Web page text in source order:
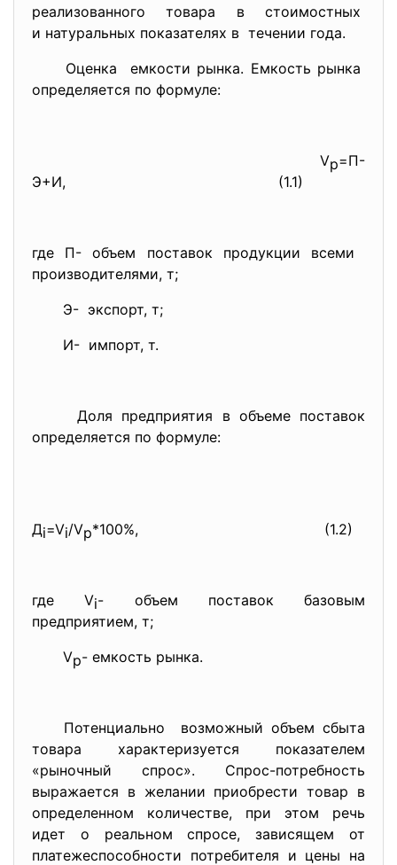
реализованного товара в стоимостных
и натуральных показателях в течении года.
Оценка емкости рынка. Емкость рынка
определяется по формуле:
Vр=П-
Э+И,
(1.1)
где П- объем поставок продукции всеми
производителями, т;
Э- экспорт, т;
И- импорт, т.
Доля предприятия в объеме поставок
определяется по формуле:
Дi=Vi/Vр*100%, (1.2)
где Vi- объем поставок базовым
предприятием, т;
Vр- емкость рынка.
Потенциально возможный объем сбыта
товара характеризуется показателем
«рыночный спрос». Спрос-потребность
выражается в желании приобрести товар в
определенном количестве, при этом речь
идет о реальном спросе, зависящем от
платежеспособности потребителя и цены на